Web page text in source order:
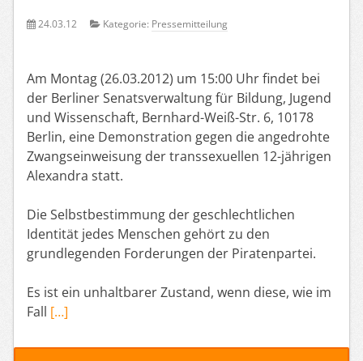
24.03.12 Kategorie: Pressemitteilung
Am Montag (26.03.2012) um 15:00 Uhr findet bei
der Berliner Senatsverwaltung für Bildung, Jugend
und Wissenschaft, Bernhard-Weiß-Str. 6, 10178
Berlin, eine Demonstration gegen die angedrohte
Zwangseinweisung der transsexuellen 12-jährigen
Alexandra statt.
Die Selbstbestimmung der geschlechtlichen
Identität jedes Menschen gehört zu den
grundlegenden Forderungen der Piratenpartei.
Es ist ein unhaltbarer Zustand, wenn diese, wie im
Fall […]